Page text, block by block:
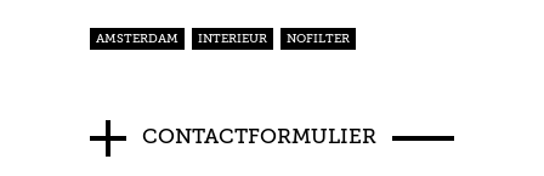
AMSTERDAM INTERIEUR NOFILTER
CONTACTFORMULIER